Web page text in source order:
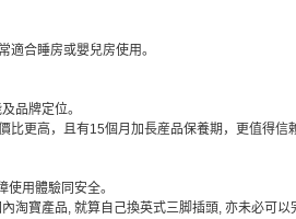
合睡房或嬰兒房使用。
品牌定位。
更高，且有15個月加長産品保養期，更值得信
用體驗同安全。
淘寶產品, 就算自己換英式三脚插頭, 亦未必可